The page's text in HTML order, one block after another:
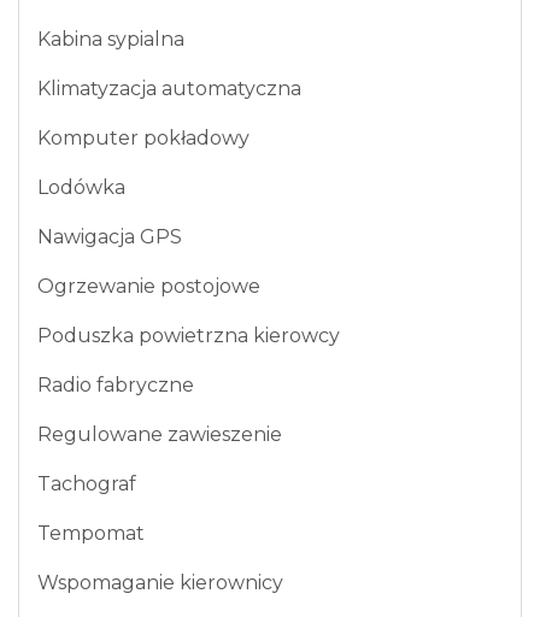
Kabina sypialna
Klimatyzacja automatyczna
Komputer pokładowy
Lodówka
Nawigacja GPS
Ogrzewanie postojowe
Poduszka powietrzna kierowcy
Radio fabryczne
Regulowane zawieszenie
Tachograf
Tempomat
Wspomaganie kierownicy